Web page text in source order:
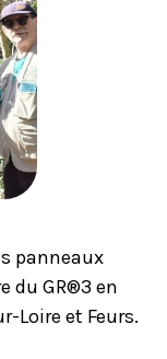
panneaux
du GR®3 en
Loire et Feurs.